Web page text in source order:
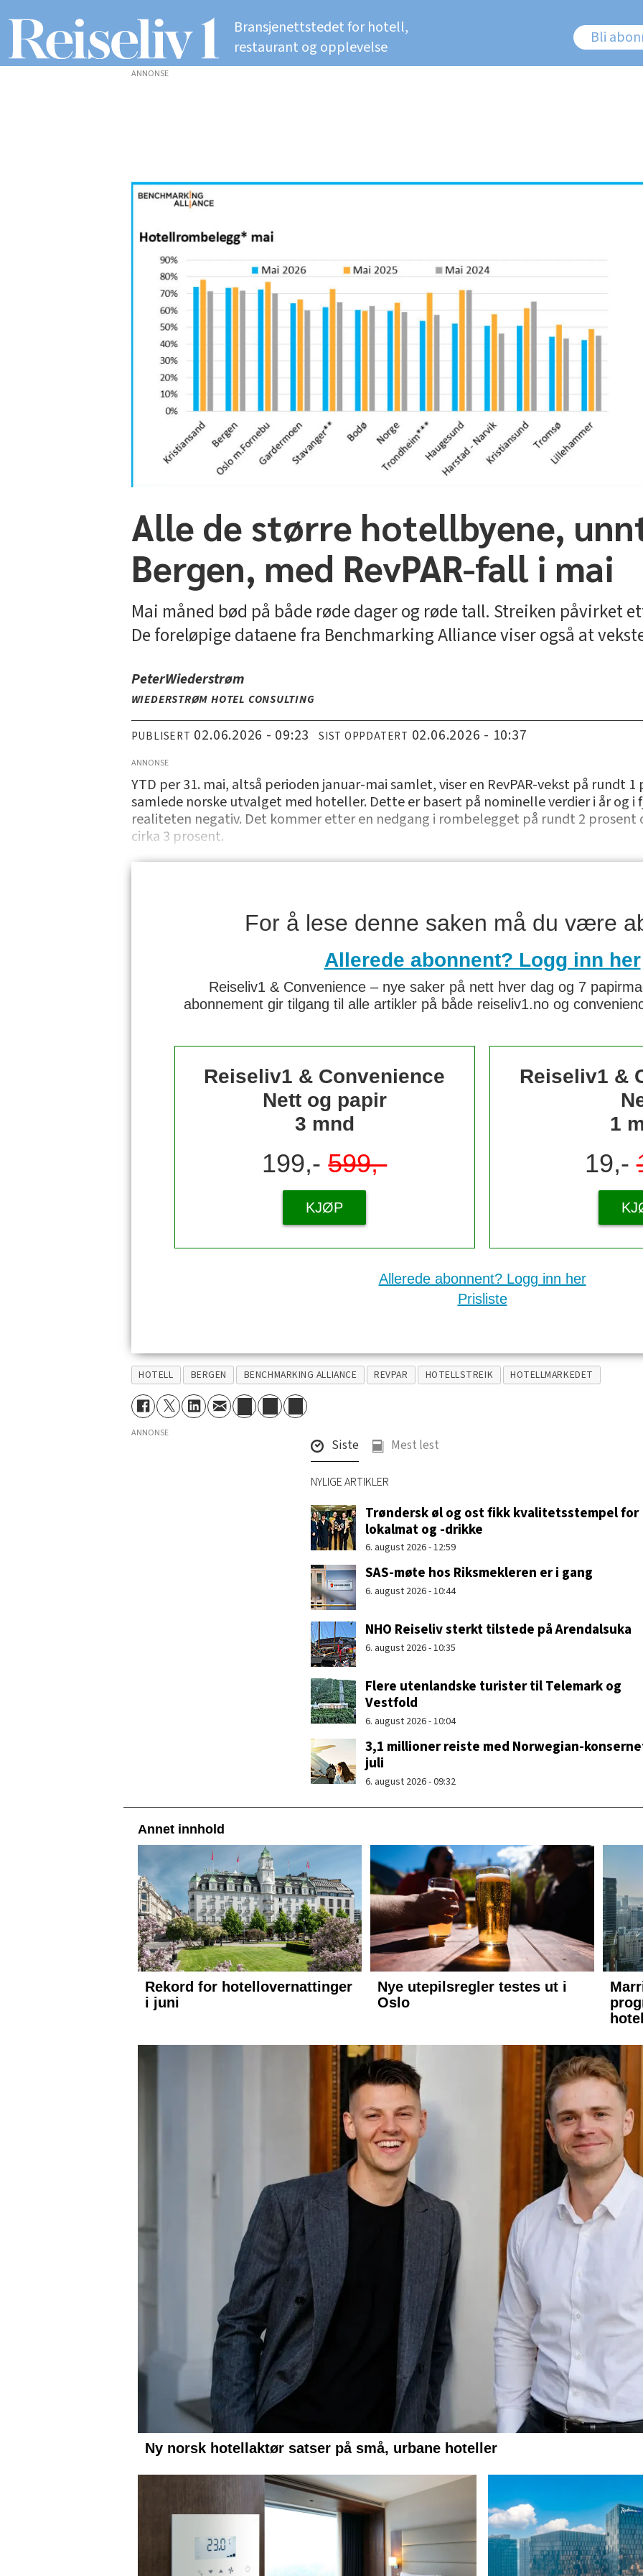
Bransjenettstedet for hotell,
restaurant og opplevelse
Bli
ANNONSE
Alle de større hotellbyene,
Bergen, med RevPAR-fall i mai
Mai måned bød på både røde dager og røde tall. Streiken påvirket
De foreløpige dataene fra Benchmarking Alliance viser også at
PeterWiederstrøm
WIEDERSTRØM HOTEL CONSULTING
PUBLISERT 02.06.2026 - 09:23 SIST OPPDATERT 02.06.2026 - 10:37
ANNONSE
YTD per 31. mai, altså perioden januar-mai samlet, viser en RevPAR-vekst på rundt
samlede norske utvalget med hoteller. Dette er basert på nominelle verdier i år og i
realiteten negativ. Det kommer etter en nedgang i rombelegget på rundt 2 prosent
cirka 3 prosent.
For å lese denne saken må du være
Allerede abonnent? Logg inn her
Reiseliv1 & Convenience – nye saker på nett hver dag og 7
abonnement gir tilgang til alle artikler på både reiseliv1.no og
Reiseliv1 & Convenience
Nett og papir
3 mnd
199,-599,-
KJØP
Reiseliv1 &
1
19,-
Allerede abonnent? Logg inn her
Prisliste
HOTELL BERGEN BENCHMARKING ALLIANCE REVPAR HOTELLSTREIK HOTELLMARKEDET
ANNONSE
Siste Mest lest
NYLIGE ARTIKLER
Trøndersk øl og ost fikk kvalitetsstempel for
lokalmat og -drikke
6. august 2026 - 12:59
SAS-møte hos Riksmekleren er i gang
6. august 2026 - 10:44
NHO Reiseliv sterkt tilstede på Arendalsuka
6. august 2026 - 10:35
Flere utenlandske turister til Telemark og
Vestfold
6. august 2026 - 10:04
3,1 millioner reiste med Norwegian-
juli
6. august 2026 - 09:32